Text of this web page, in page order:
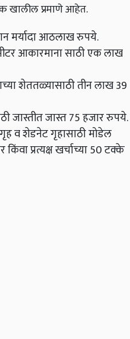
खालील प्रमाणे आहेत.
मर्यादा आठलाख रुपये.
आकारमाना साठी एक लाख
शेततळ्यासाठी तीन लाख 39
जास्तीत जास्त 75 हजार रुपये.
व शेडनेट गृहासाठी मोडेल
प्रत्यक्ष खर्चाच्या 50 टक्के